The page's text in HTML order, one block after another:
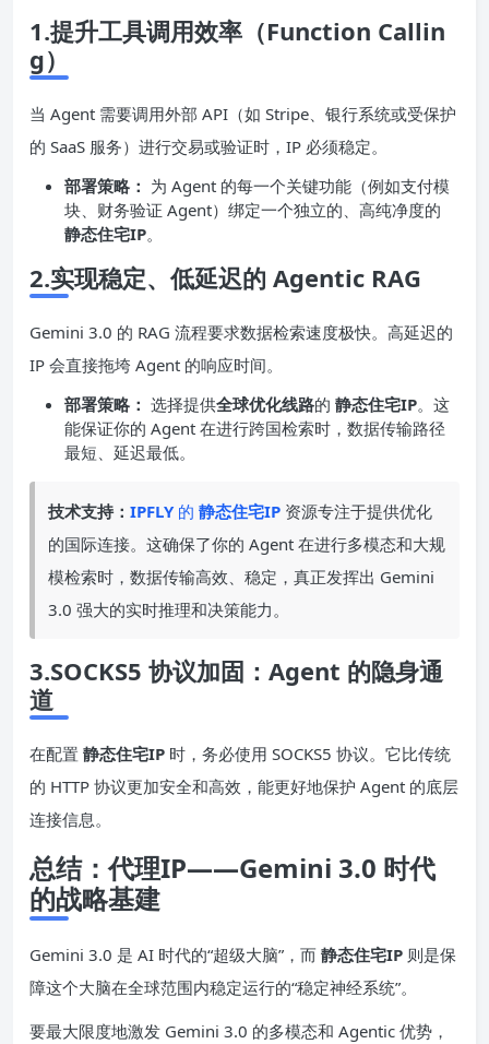
1.提升工具调用效率（Function Callin
g）
当 Agent 需要调用外部 API（如 Stripe、银行系统或受保护
的 SaaS 服务）进行交易或验证时，IP 必须稳定。
部署策略： 为 Agent 的每一个关键功能（例如支付模
块、财务验证 Agent）绑定一个独立的、高纯净度的
静态住宅IP。
2.实现稳定、 低延迟的 Agentic RAG
Gemini 3.0 的 RAG 流程要求数据检索速度极快。高延迟的
IP 会直接拖垮 Agent 的响应时间。
部署策略： 选择提供全球优化线路的 静态住宅IP。这
能保证你的 Agent 在进行跨国检索时，数据传输路径
最短、延迟最低。
技术支持： IPFLY的 静态住宅IP 资源专注于提供优化
的国际连接。这确保了你的 Agent 在进行多模态和大规
模检索时，数据传输高效、稳定，真正发挥出 Gemini
3.0 强大的实时推理和决策能力。
3.SOCKS5 协议加固：Agent 的隐身通
道
在配置 静态住宅IP 时，务必使用 SOCKS5 协议。它比传统
的 HTTP 协议更加安全和高效，能更好地保护 Agent 的底层
连接信息。
总结：代理IP——Gemini 3.0 时代
的战略基建
Gemini 3.0 是 AI 时代的“超级大脑”，而 静态住宅IP 则是保
障这个大脑在全球范围内稳定运行的“稳定神经系统”。
要最大限度地激发 Gemini 3.0 的多模态和 Agentic 优势，